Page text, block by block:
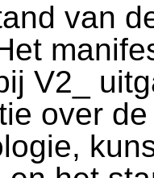
van
V2_
over